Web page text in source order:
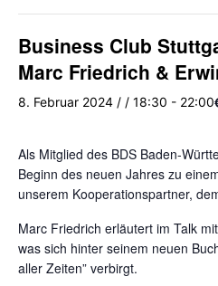
Business Club
Marc Friedrich &
8. Februar 2024 / / 18:30 - 22:00
Als Mitglied des BDS Baden-
Beginn des neuen Jahres zu
unserem Kooperationspartner,
Marc Friedrich erläutert im Talk
was sich hinter seinem neuen
aller Zeiten” verbirgt.